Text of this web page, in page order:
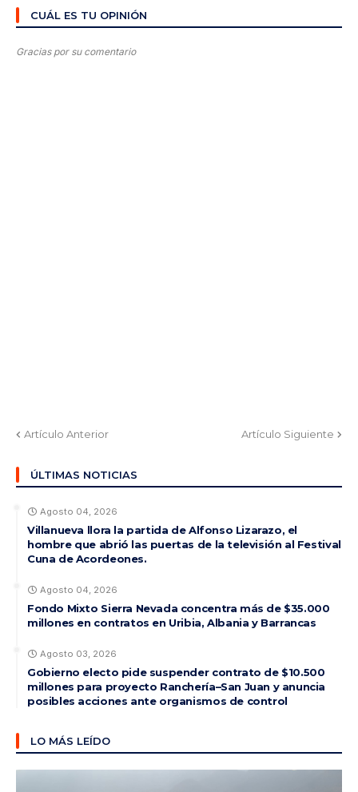
CUÁL ES TU OPINIÓN
Gracias por su comentario
Artículo Anterior Artículo Siguiente
ÚLTIMAS NOTICIAS
Agosto 04, 2026
Villanueva llora la partida de Alfonso Lizarazo, el
hombre que abrió las puertas de la televisión al Festival
Cuna de Acordeones.
Agosto 04, 2026
Fondo Mixto Sierra Nevada concentra más de $35.000
millones en contratos en Uribia, Albania y Barrancas
Agosto 03, 2026
Gobierno electo pide suspender contrato de $10.500
millones para proyecto Ranchería–San Juan y anuncia
posibles acciones ante organismos de control
LO MÁS LEÍDO